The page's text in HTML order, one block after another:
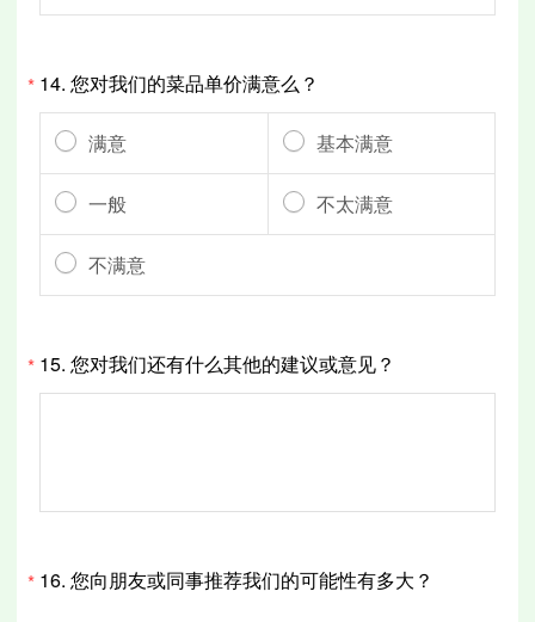
* 14. 您对我们的菜品单价满意么？
满意 基本满意
一般 不太满意
不满意
* 15. 您对我们还有什么其他的建议或意见？
* 16. 您向朋友或同事推荐我们的可能性有多大？